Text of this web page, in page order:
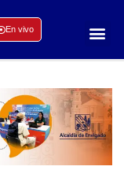
En vivo